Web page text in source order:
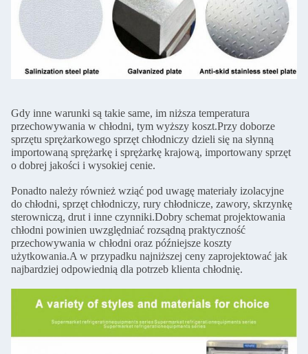
Gdy inne warunki są takie same, im niższa temperatura
przechowywania w chłodni, tym wyższy koszt.Przy doborze
sprzętu sprężarkowego sprzęt chłodniczy dzieli się na słynną
importowaną sprężarkę i sprężarkę krajową, importowany sprzęt
o dobrej jakości i wysokiej cenie.
Ponadto należy również wziąć pod uwagę materiały izolacyjne
do chłodni, sprzęt chłodniczy, rury chłodnicze, zawory, skrzynkę
sterowniczą, drut i inne czynniki.Dobry schemat projektowania
chłodni powinien uwzględniać rozsądną praktyczność
przechowywania w chłodni oraz późniejsze koszty
użytkowania.A w przypadku najniższej ceny zaprojektować jak
najbardziej odpowiednią dla potrzeb klienta chłodnię.